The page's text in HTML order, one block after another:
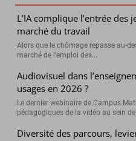
L’IA complique l’entrée
marché du travail
Alors que le chômage repasse au-
marché de l’emploi des...
Audiovisuel dans
usages en 2026 ?
Le dernier webinaire de Campus
pédagogiques de la vidéo au sein
Diversité des parcours,